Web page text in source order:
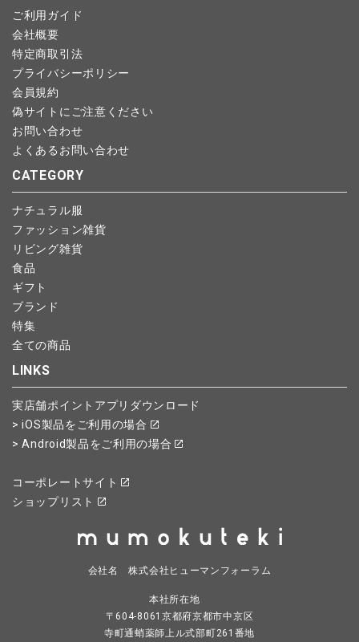
かじめご了承ください。
ご利用ガイド
会社概要
特定商取引法
プライバシーポリシー
会員規約
偽サイトにご注意ください
お問い合わせ
よくあるお問い合わせ
CATEGORY
ナチュラル服
ファッション雑貨
リビング雑貨
食品
ギフト
ブランド
特集
全ての商品
LINKS
実店舗ポイントアプリダウンロード
> iOS製品をご利用の場合
> Android製品をご利用の場合
コーポレートサイト
ショップリスト
会社名 株式会社ヒューマンフォーラム
本社所在地
〒604-8061京都府京都市中京区
寺町通蛸薬師上ル式部町261番地